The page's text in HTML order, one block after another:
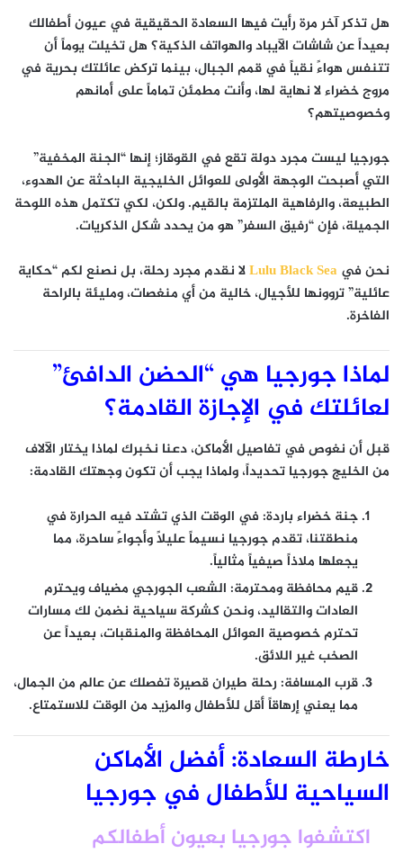
هل تذكر آخر مرة رأيت فيها السعادة الحقيقية في عيون أطفالك
بعيداً عن شاشات الآيباد والهواتف الذكية؟ هل تخيلت يوماً أن
تتنفس هواءً نقياً في قمم الجبال، بينما تركض عائلتك بحرية في
مروج خضراء لا نهاية لها، وأنت مطمئن تماماً على أمانهم
وخصوصيتهم؟
جورجيا ليست مجرد دولة تقع في القوقاز؛ إنها “الجنة المخفية”
التي أصبحت الوجهة الأولى للعوائل الخليجية الباحثة عن الهدوء،
الطبيعة، والرفاهية الملتزمة بالقيم. ولكن، لكي تكتمل هذه اللوحة
الجميلة، فإن “رفيق السفر” هو من يحدد شكل الذكريات.
نحن في Lulu Black Seaلا نقدم مجرد رحلة، بل نصنع لكم “حكاية
عائلية” تروونها للأجيال، خالية من أي منغصات، ومليئة بالراحة
الفاخرة.
لماذا جورجيا هي “الحضن الدافئ”
لعائلتك في الإجازة القادمة؟
قبل أن نغوص في تفاصيل الأماكن، دعنا نخبرك لماذا يختار الآلاف
من الخليج جورجيا تحديداً، ولماذا يجب أن تكون وجهتك القادمة:
جنة خضراء باردة: في الوقت الذي تشتد فيه الحرارة في
منطقتنا، تقدم جورجيا نسيماً عليلاً وأجواءً ساحرة، مما
يجعلها ملاذاً صيفياً مثالياً.
قيم محافظة ومحترمة: الشعب الجورجي مضياف ويحترم
العادات والتقاليد، ونحن كشركة سياحية نضمن لك مسارات
تحترم خصوصية العوائل المحافظة والمنقبات، بعيداً عن
الصخب غير اللائق.
قرب المسافة:رحلة طيران قصيرة تفصلك عن عالم من الجمال،
مما يعني إرهاقاً أقل للأطفال والمزيد من الوقت للاستمتاع.
خارطة السعادة: أفضل الأماكن
السياحية للأطفال في جورجيا
اكتشفوا جورجيا بعيون أطفالكم